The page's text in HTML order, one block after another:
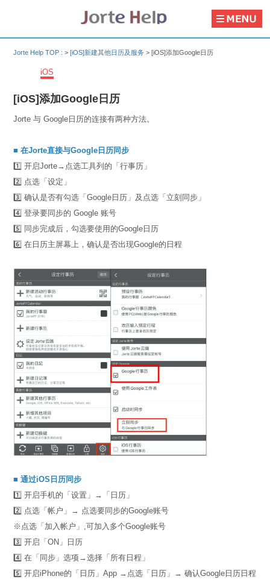
Jorte Help TOP :>[iOS]新建其他日历及服务 >[iOS]添加Google日历
iOS
[iOS]添加Google日历
Jorte 与 Google日历的连接有两种方法。
■ 在Jorte直接与Google日历同步
1️⃣ 开启Jorte→点选工具列的「行事历」
2️⃣ 点选「设定」
3️⃣ 确认是否有勾选「Google日历」及点选「立刻同步」
4️⃣ 登录要同步的 Google 账号
5️⃣ 同步完成后，勾选要使用的Google日历
6️⃣ 在日历主屏幕上，确认是否出现Google的日程
■ 通过iOS日历同步
1️⃣ 开启手机的「设置」→「日历」
2️⃣ 点选「帐户」→ 点选要同步的Google账号
※点选「加入帐户」,可加入多个Google账号
3️⃣ 开启「ON」日历
4️⃣ 在「同步」选项→选择「所有日程」
5️⃣ 开启iPhone的「日历」App →点选「日历」→ 确认Google日历日程